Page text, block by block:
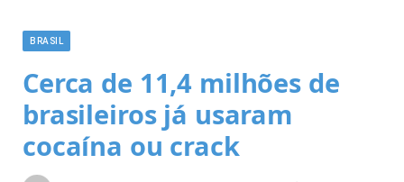
BRASIL
Cerca de 11,4 milhões de
brasileiros já usaram
cocaína ou crack